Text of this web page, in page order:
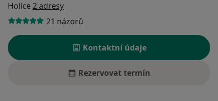
Holice 2 adresy
21 názorů
Kontaktní údaje
Rezervovat termín